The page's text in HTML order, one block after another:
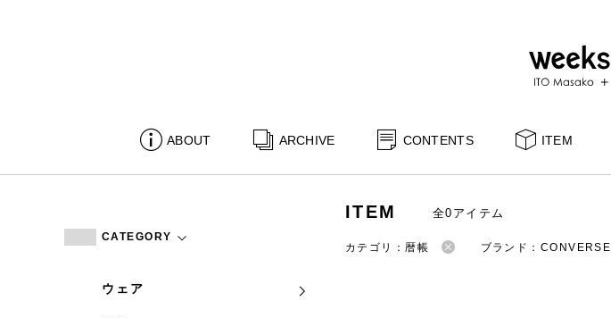
ABOUT ARCHIVE CONTENTS ITEM
CATEGORY
ウェア
ITEM 全0アイテム
カテゴリ：暦帳 ブランド：CONVERSE